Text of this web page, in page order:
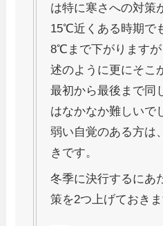
は特に寒さへの対策
15℃近くある時期で
8℃まで下がります
述のように更にそこ
最初から最後まで同
はなかなか難しいで
弱い自覚のある方は
きです。
冬季に決行するにあ
策を2つ上げておきま